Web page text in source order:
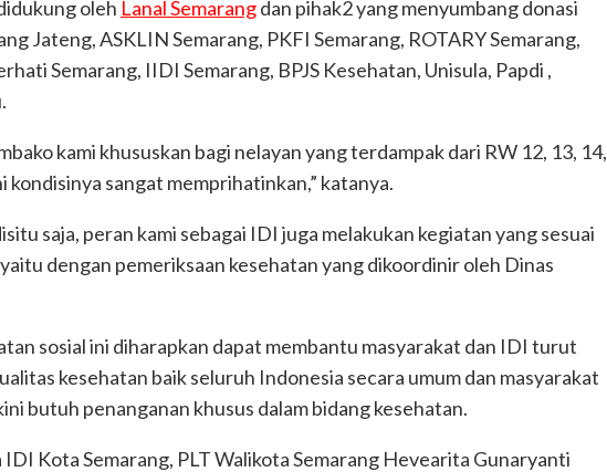
oleh Lanal Semarangdan pihak2 yang menyumbang donasi
Jateng, ASKLIN Semarang, PKFI Semarang, ROTARY Semarang,
Semarang, IIDI Semarang, BPJS Kesehatan, Unisula, Papdi ,
kami khususkan bagi nelayan yang terdampak dari RW 12, 13, 14,
kondisinya sangat memprihatinkan,” katanya.
saja, peran kami sebagai IDI juga melakukan kegiatan yang sesuai
dengan pemeriksaan kesehatan yang dikoordinir oleh Dinas
sosial ini diharapkan dapat membantu masyarakat dan IDI turut
kesehatan baik seluruh Indonesia secara umum dan masyarakat
butuh penanganan khusus dalam bidang kesehatan.
Kota Semarang, PLT Walikota Semarang Hevearita Gunaryanti